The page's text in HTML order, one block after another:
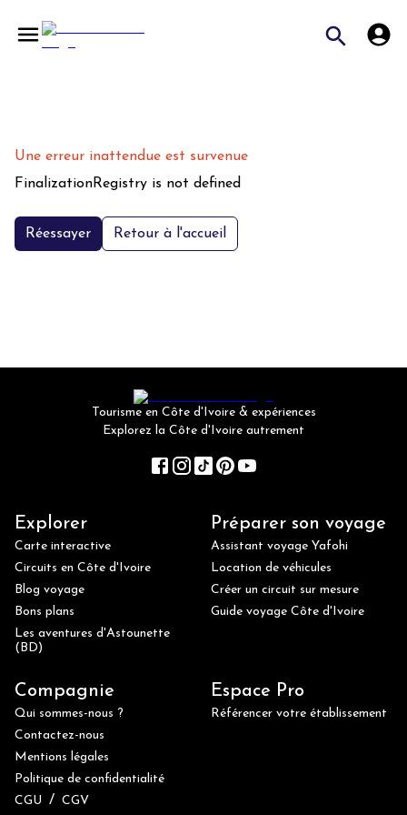
Une erreur inattendue est survenue
FinalizationRegistry is not defined
Réessayer Retour à l'accueil
Tourisme en Côte d'Ivoire & expériences
Explorez la Côte d'Ivoire autrement
Explorer
Carte interactive
Circuits en Côte d'Ivoire
Blog voyage
Bons plans
Les aventures d'Astounette
(BD)
Préparer son voyage
Assistant voyage Yafohi
Location de véhicules
Créer un circuit sur mesure
Guide voyage Côte d'Ivoire
Compagnie
Qui sommes-nous ?
Contactez-nous
Mentions légales
Politique de confidentialité
CGU / CGV
Espace Pro
Référencer votre établissement